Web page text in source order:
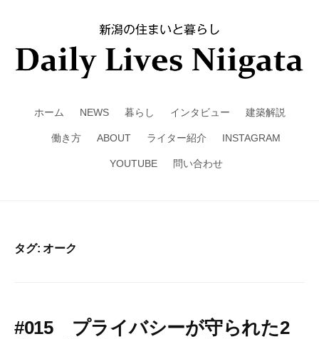
ホーム NEWS 暮らし インタビュー 建築解説
働き方 ABOUT ライター紹介 INSTAGRAM
YOUTUBE 問い合わせ
タグ: オーク
#015 プライバシーが守られた2